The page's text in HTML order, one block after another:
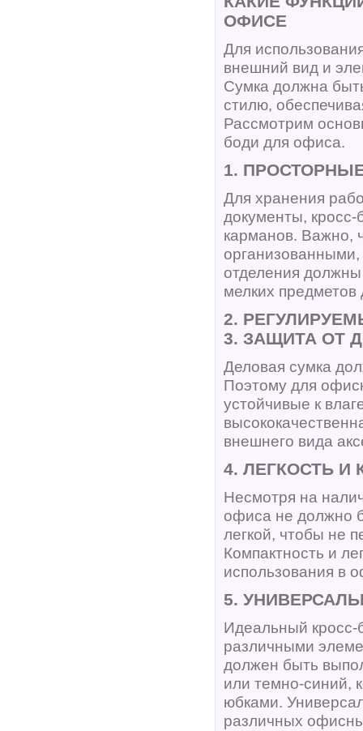
ОФИСЕ
Для
внешний вид и
Сумка должна
стилю,
Рассмотрим
боди для офиса.
1.
Для хранения
документы,
карманов. Важно,
отделения
мелких
2.
3. ЗАЩИТА ОТ
Деловая сумка
Поэтому для
устойчивые к
внешнего вида
4. ЛЕГКОСТЬ И
Несмотря на
офиса не должно
легкой, чтобы не
Компактность и
использования в
5.
Идеальный кросс-
различными
должен быть
или темно-синий,
юбками.
различных